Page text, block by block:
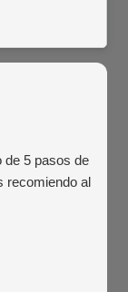
de 5 pasos de
recomiendo al